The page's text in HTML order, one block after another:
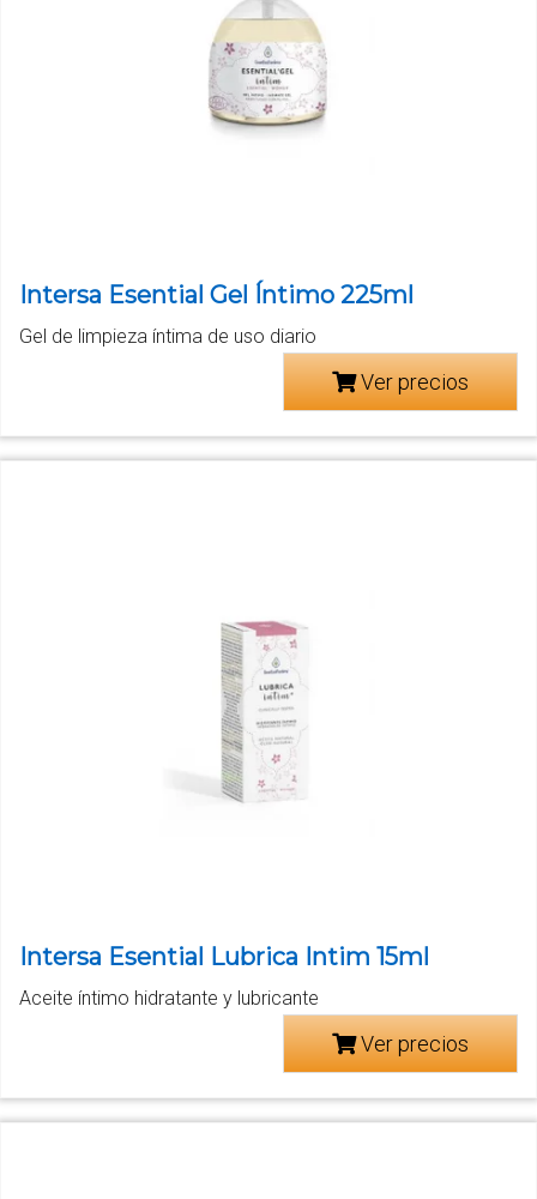
Intersa Esential Gel Íntimo 225ml
Gel de limpieza íntima de uso diario
Ver precios
Intersa Esential Lubrica Intim 15ml
Aceite íntimo hidratante y lubricante
Ver precios